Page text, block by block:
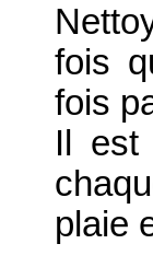
fois
fois
Il est
plaie